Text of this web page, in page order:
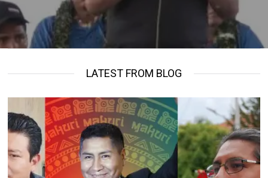
LATEST FROM BLOG